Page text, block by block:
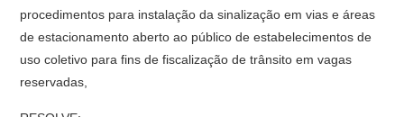
procedimentos para instalação da sinalização em vias e áreas
de estacionamento aberto ao público de estabelecimentos de
uso coletivo para fins de fiscalização de trânsito em vagas
reservadas,